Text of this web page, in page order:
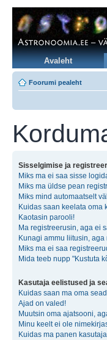
Avaleht
Foorumi pealeht
Sisselgimise ja
Miks ma ei saa sisse
Miks ma üldse pean
Miks mind automaatselt
Kuidas saan keelata oma
Kaotasin parooli!
Ma registreerusin, aga ei
Kunagi ammu liitusin,
Miks ma ei saa
Mida teeb nupp "Kustuta
Kasutaja eelistused ja
Kuidas saan ma oma
Ajad on valed!
Muutsin oma ajatsooni,
Minu keelt ei ole
Kuidas ma panen